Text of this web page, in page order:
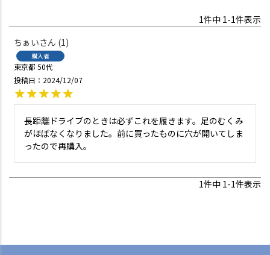
1件中 1-1件表示
ちぁい
1
購入者
東京都 50代
投稿日
2024/12/07
長距離ドライブのときは必ずこれを履きます。足のむくみ
がほぼなくなりました。前に買ったものに穴が開いてしま
ったので再購入。
1件中 1-1件表示